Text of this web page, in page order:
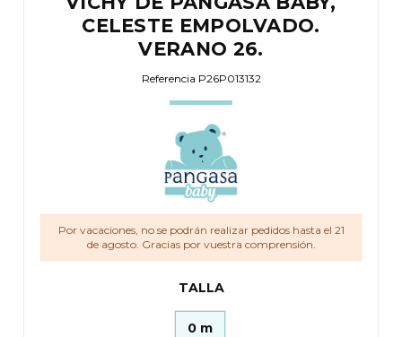
CELESTE EMPOLVADO.
VERANO 26.
Referencia P26P013132
Por vacaciones, no se podrán realizar pedidos hasta el 21
de agosto. Gracias por vuestra comprensión.
TALLA
0 m